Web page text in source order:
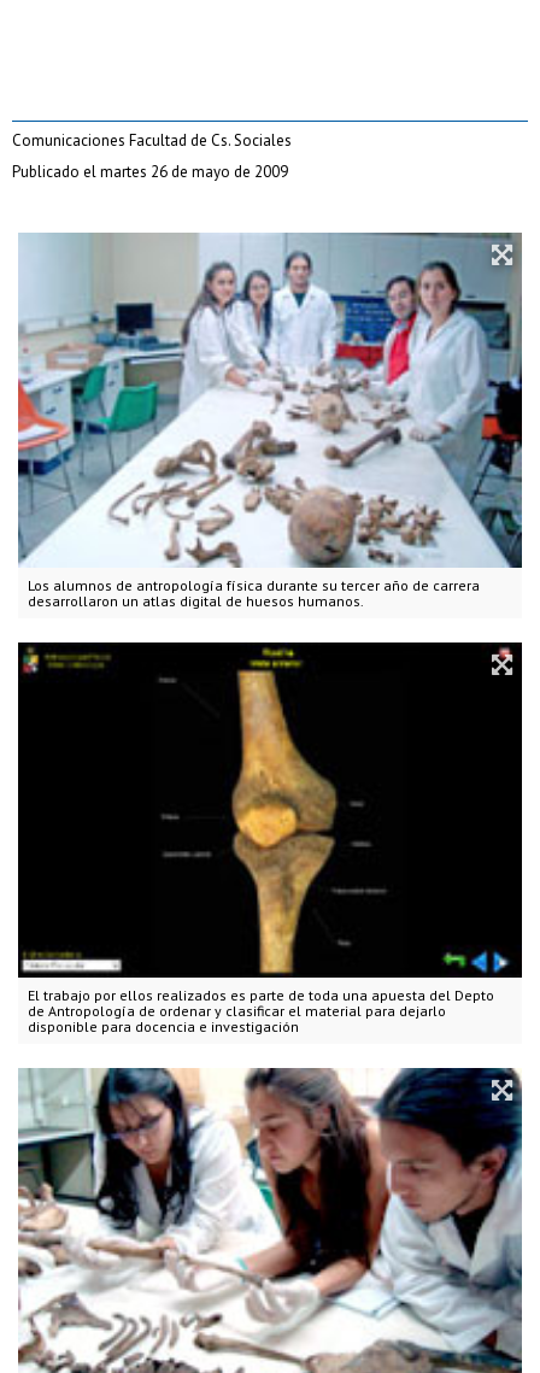
Los alumnos de antropología física durante su tercer año de carrera
desarrollaron un atlas digital de huesos humanos.
El trabajo por ellos realizados es parte de toda una apuesta del Depto
de Antropología de ordenar y clasificar el material para dejarlo
disponible para docencia e investigación
Comunicaciones Facultad de Cs. Sociales
Publicado el martes 26 de mayo de 2009